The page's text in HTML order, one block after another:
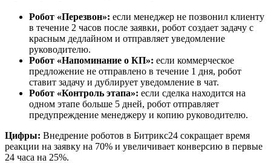
Робот «Перезвон»: если менеджер не позвонил клиенту
в течение 2 часов после заявки, робот создает задачу с
красным дедлайном и отправляет уведомление
руководителю.
Робот «Напоминание о КП»: если коммерческое
предложение не отправлено в течение 1 дня, робот
ставит задачу и дублирует уведомление в чат.
Робот «Контроль этапа»: если сделка находится на
одном этапе больше 5 дней, робот отправляет
предупреждение менеджеру и копию руководителю.
Цифры: Внедрение роботов в Битрикс24 сокращает время
реакции на заявку на 70% и увеличивает конверсию в первые
24 часа на 25%.